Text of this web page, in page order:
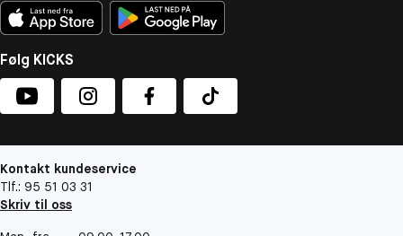
Følg KICKS
Kontakt kundeservice
Tlf.: 95 51 03 31
Skriv til oss